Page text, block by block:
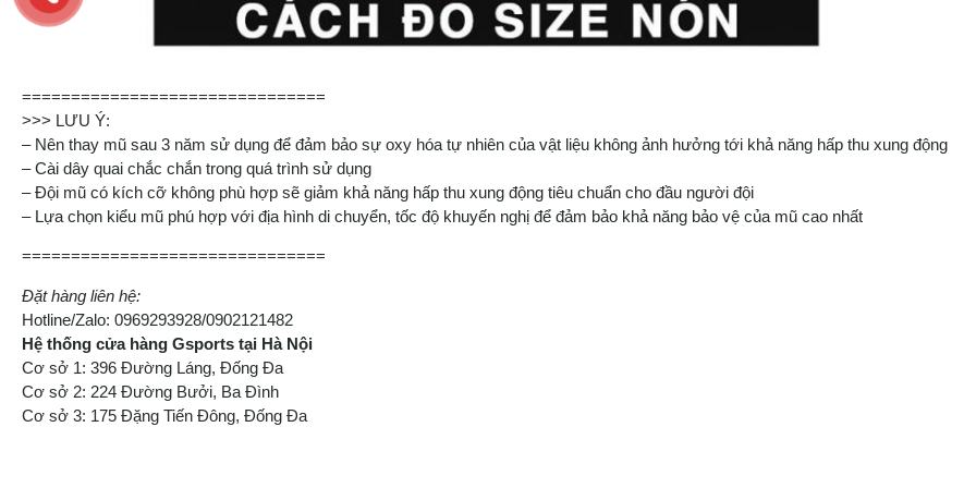
===============================
>>> LƯU Ý:
– Nên thay mũ sau 3 năm sử dụng để đảm bảo sự oxy hóa tự nhiên của vật liệu không ảnh hưởng tới khả năng hấp thu xung động
– Cài dây quai chắc chắn trong quá trình sử dụng
– Đội mũ có kích cỡ không phù hợp sẽ giảm khả năng hấp thu xung động tiêu chuẩn cho đầu người đội
– Lựa chọn kiểu mũ phú hợp với địa hình di chuyển, tốc độ khuyến nghị để đảm bảo khả năng bảo vệ của mũ cao nhất
===============================
Đặt hàng liên hệ:
Hotline/Zalo: 0969293928/0902121482
Hệ thống cửa hàng Gsports tại Hà Nội
Cơ sở 1: 396 Đường Láng, Đống Đa
Cơ sở 2: 224 Đường Bưởi, Ba Đình
Cơ sở 3: 175 Đặng Tiến Đông, Đống Đa